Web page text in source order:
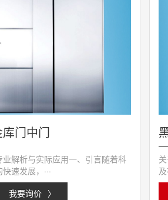
门中门
解析与实际应用一、引言随着科
速发展，···
我要询价 〉